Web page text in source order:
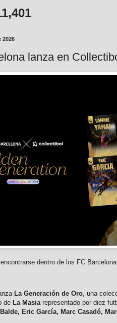
2026
lanza en
encontrarse dentro de los FC
La Generación de Oro, una
de La Masiarepresentado por diez
Eric García, Marc Casadó,